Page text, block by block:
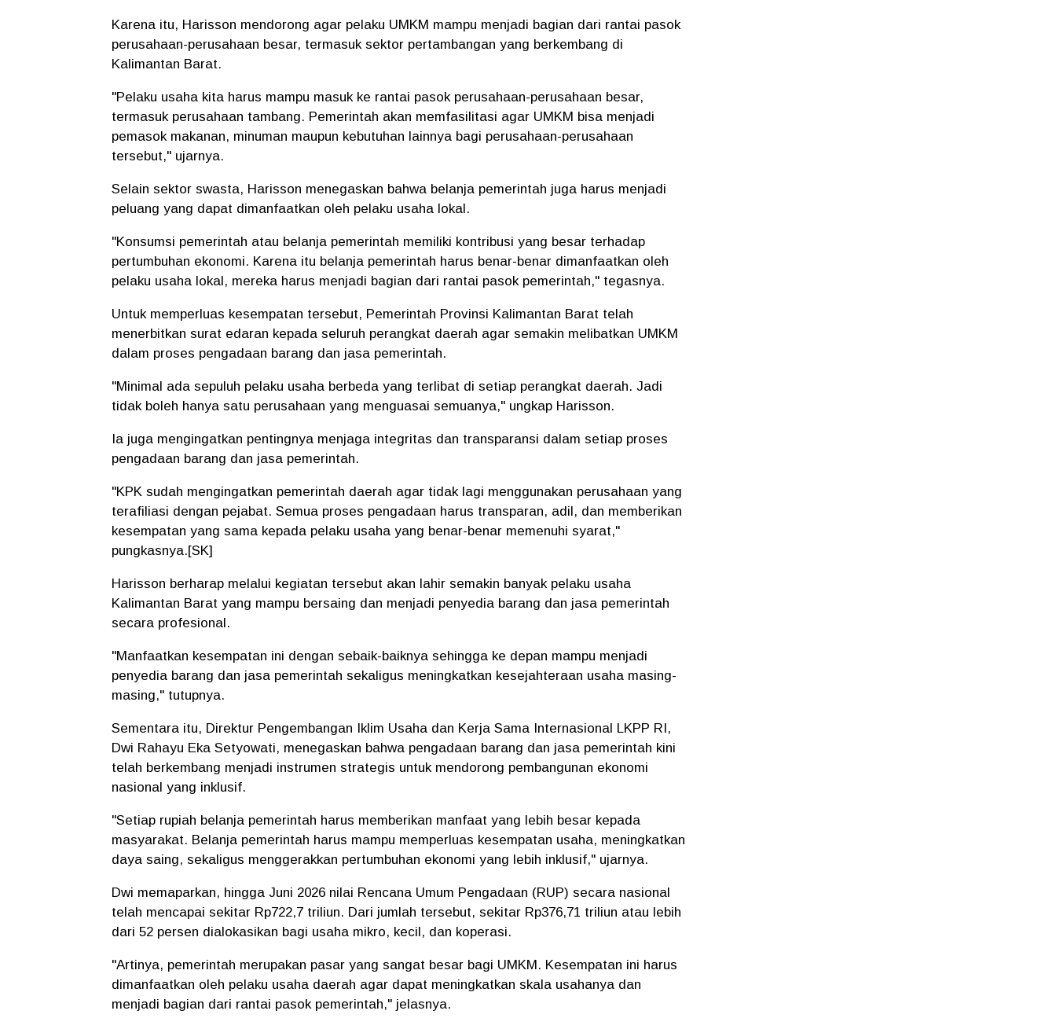
Karena itu, Harisson mendorong agar pelaku UMKM mampu menjadi bagian dari rantai pasok
perusahaan-perusahaan besar, termasuk sektor pertambangan yang berkembang di
Kalimantan Barat.
"Pelaku usaha kita harus mampu masuk ke rantai pasok perusahaan-perusahaan besar,
termasuk perusahaan tambang. Pemerintah akan memfasilitasi agar UMKM bisa menjadi
pemasok makanan, minuman maupun kebutuhan lainnya bagi perusahaan-perusahaan
tersebut," ujarnya.
Selain sektor swasta, Harisson menegaskan bahwa belanja pemerintah juga harus menjadi
peluang yang dapat dimanfaatkan oleh pelaku usaha lokal.
"Konsumsi pemerintah atau belanja pemerintah memiliki kontribusi yang besar terhadap
pertumbuhan ekonomi. Karena itu belanja pemerintah harus benar-benar dimanfaatkan oleh
pelaku usaha lokal, mereka harus menjadi bagian dari rantai pasok pemerintah," tegasnya.
Untuk memperluas kesempatan tersebut, Pemerintah Provinsi Kalimantan Barat telah
menerbitkan surat edaran kepada seluruh perangkat daerah agar semakin melibatkan UMKM
dalam proses pengadaan barang dan jasa pemerintah.
"Minimal ada sepuluh pelaku usaha berbeda yang terlibat di setiap perangkat daerah. Jadi
tidak boleh hanya satu perusahaan yang menguasai semuanya," ungkap Harisson.
Ia juga mengingatkan pentingnya menjaga integritas dan transparansi dalam setiap proses
pengadaan barang dan jasa pemerintah.
"KPK sudah mengingatkan pemerintah daerah agar tidak lagi menggunakan perusahaan yang
terafiliasi dengan pejabat. Semua proses pengadaan harus transparan, adil, dan memberikan
kesempatan yang sama kepada pelaku usaha yang benar-benar memenuhi syarat,"
pungkasnya.[SK]
Harisson berharap melalui kegiatan tersebut akan lahir semakin banyak pelaku usaha
Kalimantan Barat yang mampu bersaing dan menjadi penyedia barang dan jasa pemerintah
secara profesional.
"Manfaatkan kesempatan ini dengan sebaik-baiknya sehingga ke depan mampu menjadi
penyedia barang dan jasa pemerintah sekaligus meningkatkan kesejahteraan usaha masing-
masing," tutupnya.
Sementara itu, Direktur Pengembangan Iklim Usaha dan Kerja Sama Internasional LKPP RI,
Dwi Rahayu Eka Setyowati, menegaskan bahwa pengadaan barang dan jasa pemerintah kini
telah berkembang menjadi instrumen strategis untuk mendorong pembangunan ekonomi
nasional yang inklusif.
"Setiap rupiah belanja pemerintah harus memberikan manfaat yang lebih besar kepada
masyarakat. Belanja pemerintah harus mampu memperluas kesempatan usaha, meningkatkan
daya saing, sekaligus menggerakkan pertumbuhan ekonomi yang lebih inklusif," ujarnya.
Dwi memaparkan, hingga Juni 2026 nilai Rencana Umum Pengadaan (RUP) secara nasional
telah mencapai sekitar Rp722,7 triliun. Dari jumlah tersebut, sekitar Rp376,71 triliun atau lebih
dari 52 persen dialokasikan bagi usaha mikro, kecil, dan koperasi.
"Artinya, pemerintah merupakan pasar yang sangat besar bagi UMKM. Kesempatan ini harus
dimanfaatkan oleh pelaku usaha daerah agar dapat meningkatkan skala usahanya dan
menjadi bagian dari rantai pasok pemerintah," jelasnya.